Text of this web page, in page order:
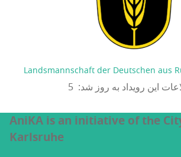
Landsmannschaft der Deutschen aus
AniKA is an initiative of the
Karlsruhe